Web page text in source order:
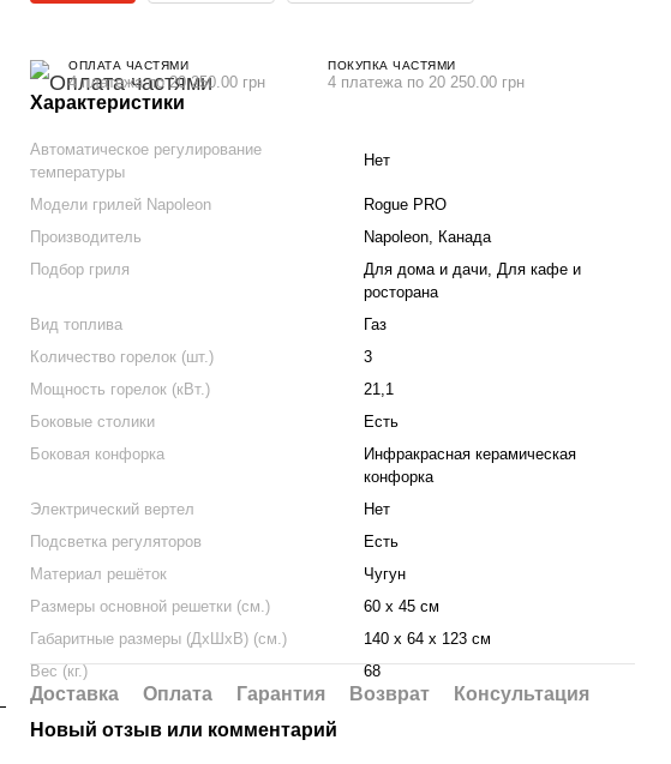
ОПЛАТА ЧАСТЯМИ
4 платежа по 20 250.00 грн
ПОКУПКА ЧАСТЯМИ
4 платежа по 20 250.00 грн
Характеристики
Автоматическое регулирование
температуры
Нет
Модели грилей Napoleon
Rogue PRO
Производитель
Napoleon, Канада
Подбор гриля
Для дома и дачи, Для кафе и
росторана
Вид топлива
Газ
Количество горелок (шт.)
3
Мощность горелок (кВт.)
21,1
Боковые столики
Есть
Боковая конфорка
Инфракрасная керамическая
конфорка
Электрический вертел
Нет
Подсветка регуляторов
Есть
Материал решёток
Чугун
Размеры основной решетки (см.)
60 х 45 см
Габаритные размеры (ДхШхВ) (см.)
140 х 64 х 123 см
Вес (кг.)
68
Доставка Оплата Гарантия Возврат
Консультация
Новый отзыв или комментарий